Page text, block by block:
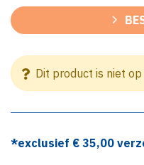
Dit product is niet
*exclusief € 35,00